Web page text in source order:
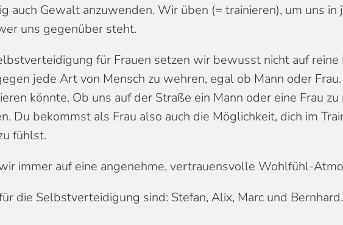
auch Gewalt anzuwenden. Wir üben (= trainieren), um uns
uns gegenüber steht.
für Frauen setzen wir bewusst nicht auf
jede Art von Mensch zu wehren, egal ob Mann oder
könnte. Ob uns auf der Straße ein Mann oder eine Frau
Du bekommst als Frau also auch die Möglichkeit, dich im
fühlst.
immer auf eine angenehme, vertrauensvolle Wohlfühl-
die Selbstverteidigung sind: Stefan, Alix, Marc und Bernhard.